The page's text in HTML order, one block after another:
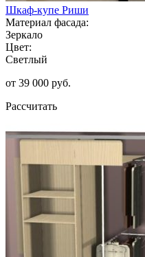
Шкаф-купе Риши
Материал фасада:
Зеркало
Цвет:
Светлый
от 39 000 руб.
Рассчитать